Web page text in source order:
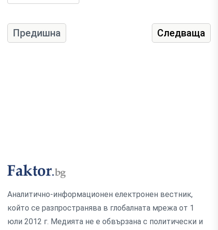
Предишна Следваща
Аналитично-информационен електронен вестник,
който се разпространява в глобалната мрежа от 1
юли 2012 г. Медията не е обвързана с политически и